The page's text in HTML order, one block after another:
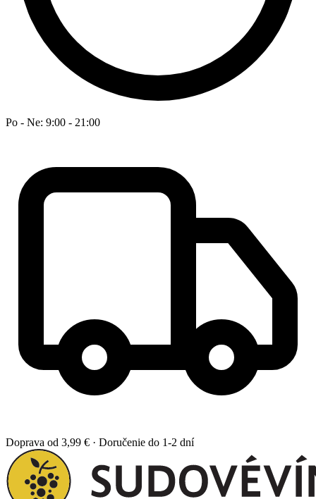
Po - Ne: 9:00 - 21:00
Doprava od 3,99 € · Doručenie do 1-2 dní